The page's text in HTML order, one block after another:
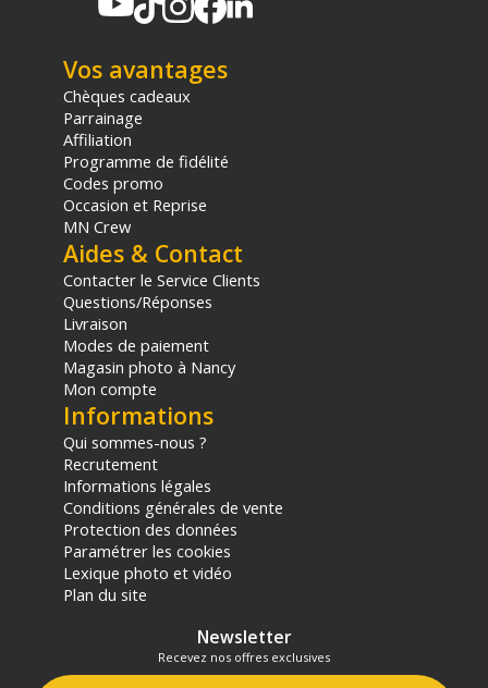
Vos avantages
Chèques cadeaux
Parrainage
Affiliation
Programme de fidélité
Codes promo
Occasion et Reprise
MN Crew
Aides & Contact
Contacter le Service Clients
Questions/Réponses
Livraison
Modes de paiement
Magasin photo à Nancy
Mon compte
Informations
Qui sommes-nous ?
Recrutement
Informations légales
Conditions générales de vente
Protection des données
Paramétrer les cookies
Lexique photo et vidéo
Plan du site
Newsletter
Recevez nos offres exclusives